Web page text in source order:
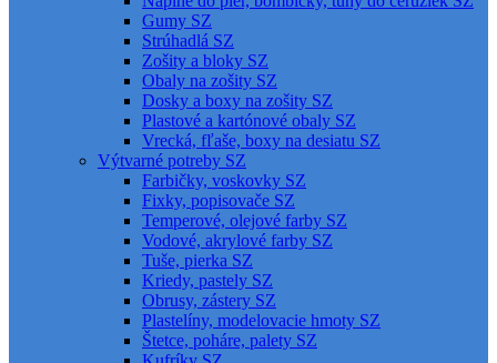
Gumy SZ
Strúhadlá SZ
Zošity a bloky SZ
Obaly na zošity SZ
Dosky a boxy na zošity SZ
Plastové a kartónové obaly SZ
Vrecká, fľaše, boxy na desiatu SZ
Výtvarné potreby SZ
Farbičky, voskovky SZ
Fixky, popisovače SZ
Temperové, olejové farby SZ
Vodové, akrylové farby SZ
Tuše, pierka SZ
Kriedy, pastely SZ
Obrusy, zástery SZ
Plastelíny, modelovacie hmoty SZ
Štetce, poháre, palety SZ